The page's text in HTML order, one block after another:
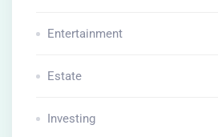
Entertainment
Estate
Investing